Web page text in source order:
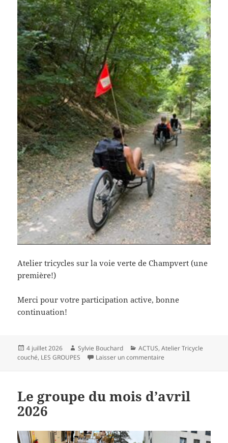
Atelier tricycles sur la voie verte de Champvert (une
première!)
Merci pour votre participation active, bonne
continuation!
Publié
le
4 juillet 2026 Auteur
Sylvie Bouchard Catégories
ACTUS,Atelier Tricycle
couché, LES GROUPES Laisser un commentaire
Le groupe du mois d’avril
2026